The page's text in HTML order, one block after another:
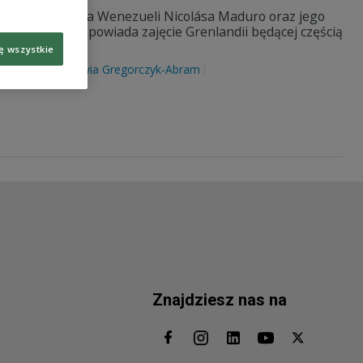
prezydenta Wenezueli Nicolása Maduro oraz jego
USA zapowiada zajęcie Grenlandii będącej częścią
Trump Sylwia Gregorczyk-Abram
Znajdziesz nas na
wszystkie